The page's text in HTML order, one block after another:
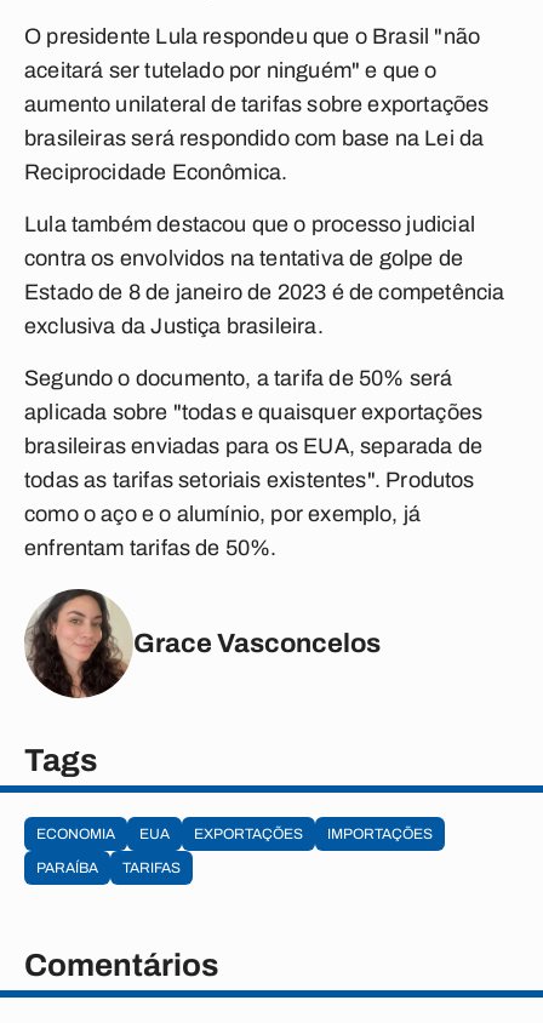
O presidente Lula respondeu que o Brasil "não
aceitará ser tutelado por ninguém" e que o
aumento unilateral de tarifas sobre exportações
brasileiras será respondido com base na Lei da
Reciprocidade Econômica.
Lula também destacou que o processo judicial
contra os envolvidos na tentativa de golpe de
Estado de 8 de janeiro de 2023 é de competência
exclusiva da Justiça brasileira.
Segundo o documento, a tarifa de 50% será
aplicada sobre "todas e quaisquer exportações
brasileiras enviadas para os EUA, separada de
todas as tarifas setoriais existentes". Produtos
como o aço e o alumínio, por exemplo, já
enfrentam tarifas de 50%.
Grace Vasconcelos
Tags
ECONOMIA EUA EXPORTAÇÕES
IMPORTAÇÕES
PARAÍBA
TARIFAS
Comentários